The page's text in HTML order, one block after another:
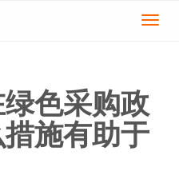
切
色采购政
施有助于